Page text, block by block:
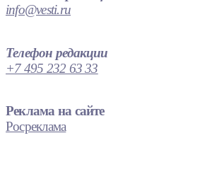
info@vesti.ru
Телефон редакции
+7 495 232 63 33
Реклама на сайте
Росреклама